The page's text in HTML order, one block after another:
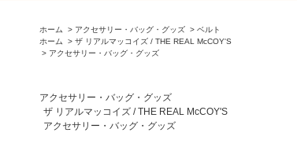
ホーム > アクセサリー・バッグ・グッズ > ベルト
ホーム
> ザ リアルマッコイズ / THE REAL McCOY'S
> アクセサリー・バッグ・グッズ
アクセサリー・バッグ・グッズ
ザ リアルマッコイズ / THE REAL McCOY'S
アクセサリー・バッグ・グッズ